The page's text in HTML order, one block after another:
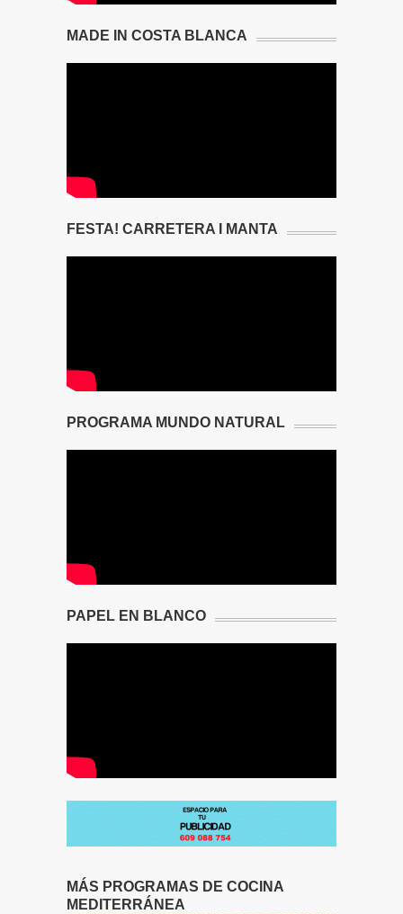
MADE IN COSTA BLANCA
FESTA! CARRETERA I MANTA
PROGRAMA MUNDO NATURAL
PAPEL EN BLANCO
MÁS PROGRAMAS DE COCINA
MEDITERRÁNEA